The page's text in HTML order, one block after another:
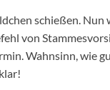
schießen. Nun
von
Wahnsinn, wie